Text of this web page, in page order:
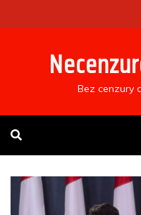
to
Bez cenzury